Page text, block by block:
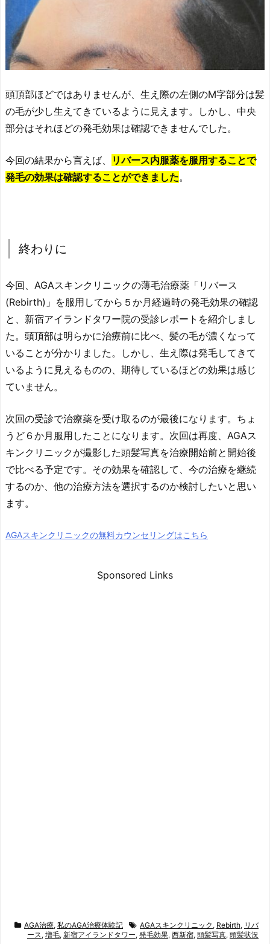
頭頂部ほどではありませんが、生え際の左側のM字部分は髪
の毛が少し生えてきているように見えます。しかし、中央
部分はそれほどの発毛効果は確認できませんでした。
今回の結果から言えば、
リバース内服薬を服用することで
発毛の効果は確認することができました。
終わりに
今回、AGAスキンクリニックの薄毛治療薬「リバース
(Rebirth)」を服用してから５か月経過時の発毛効果の確認
と、新宿アイランドタワー院の受診レポートを紹介しまし
た。頭頂部は明らかに治療前に比べ、髪の毛が濃くなって
いることが分かりました。しかし、生え際は発毛してきて
いるように見えるものの、期待しているほどの効果は感じ
ていません。
次回の受診で治療薬を受け取るのが最後になります。ちょ
うど６か月服用したことになります。次回は再度、AGAス
キンクリニックが撮影した頭髪写真を治療開始前と開始後
で比べる予定です。その効果を確認して、今の治療を継続
するのか、他の治療方法を選択するのか検討したいと思い
ます。
AGAスキンクリニックの無料カウンセリングはこちら
Sponsored Links
AGA治療, 私のAGA治療体験記 AGAスキンクリニック , Rebirth, リバ
ース , 増毛, 新宿アイランドタワー, 発毛効果, 西新宿, 頭髪写真, 頭髪状況